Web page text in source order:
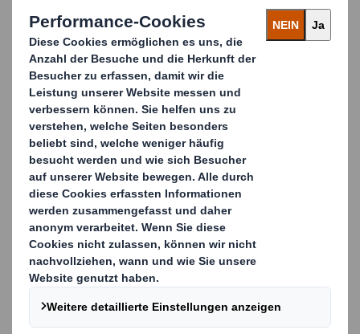
Hersteller benötigen daher schlanke und clevere
manuelle Aufricht- und Abpackprozesse für eine
optimierte Supply Chain.
Unsere „Rapid Lid"-Verpackungslösung bietet eine
kostengünstige Lösung für verschiedene
Deckelvolumen und reduziert die Copacking-
Komplexität.